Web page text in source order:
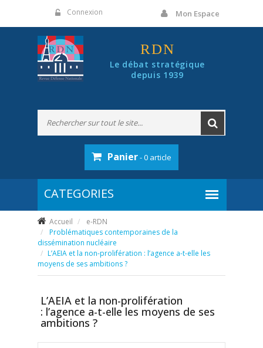
Connexion Mon Espace
RDN
Le débat stratégique
depuis 1939
Panier- 0 article
Accueil
e-RDN
Problématiques contemporaines de la
dissémination nucléaire
L’AEIA et la non-prolifération : l’agence a-t-elle les
moyens de ses ambitions ?
L’AEIA et la non-prolifération
: l’agence a-t-elle les moyens de ses
ambitions ?